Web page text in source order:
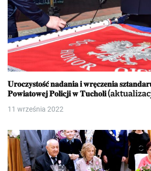
𝐔𝐫𝐨𝐜𝐳𝐲𝐬𝐭𝐨𝐬́𝐜́ 𝐧𝐚𝐝𝐚𝐧𝐢𝐚 𝐢 𝐰𝐫𝐞̨𝐜𝐳𝐞𝐧𝐢𝐚
𝐏𝐨𝐰𝐢𝐚𝐭𝐨𝐰𝐞𝐣 𝐏𝐨𝐥𝐢𝐜𝐣𝐢 𝐰 𝐓𝐮𝐜𝐡𝐨𝐥𝐢
11 września 2022